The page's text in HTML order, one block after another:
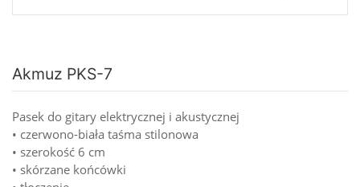
Akmuz PKS-7
Pasek do gitary elektrycznej i akustycznej
• czerwono-biała taśma stilonowa
• szerokość 6 cm
• skórzane końcówki